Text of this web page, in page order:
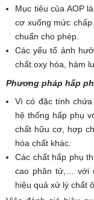
Mục tiêu của AOP
cơ xuống mức
chuẩn cho phép.
Các yếu tố ảnh
chất oxy hóa, hàm
Phương pháp hấp
Vì có đặc tính
hệ thống hấp phụ
chất hữu cơ, hợp
hóa chất khác.
Các chất hấp phụ
cao phân tử,… với
hiệu quả xử lý chất